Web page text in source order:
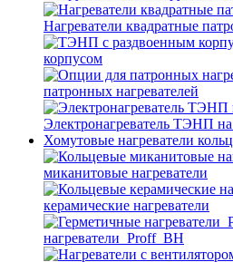
Нагреватели квадратные
корпусом
патронных нагревателей
Электронагреватель ТЭНП на
Хомутовые нагреватели
миканитовые нагреватели
керамические нагреватели
нагреватели_Proff_BH